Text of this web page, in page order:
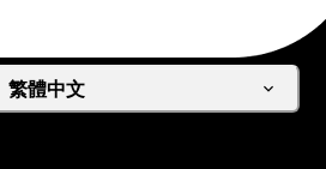
繁體中文